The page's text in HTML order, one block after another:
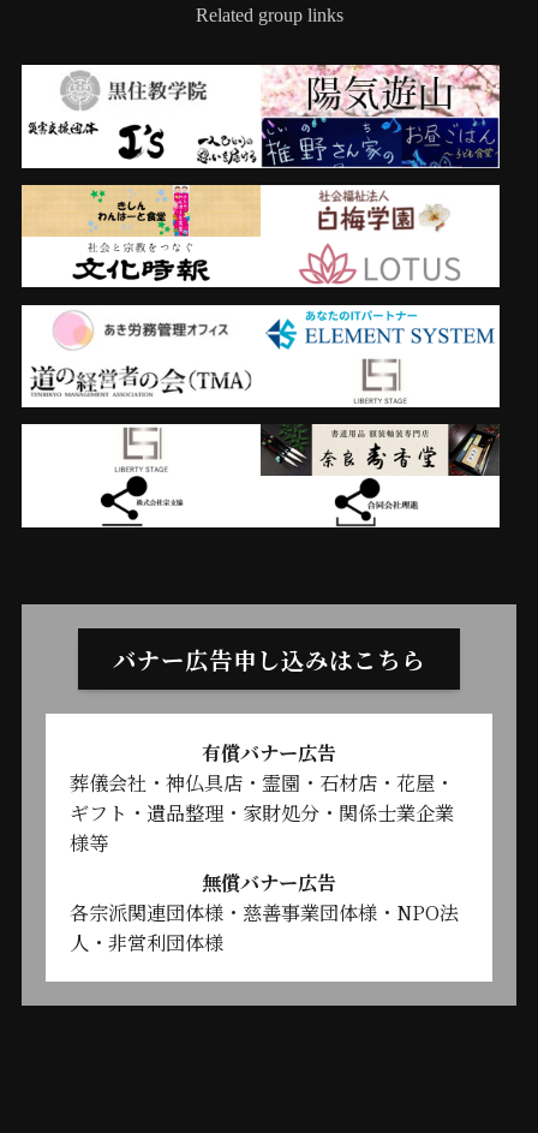
Related group links
バナー広告申し込みはこちら
有償バナー広告
葬儀会社・神仏具店・霊園・石材店・花屋・
ギフト・遺品整理・家財処分・関係士業企業
様等
無償バナー広告
各宗派関連団体様・慈善事業団体様・NPO法
人・非営利団体様